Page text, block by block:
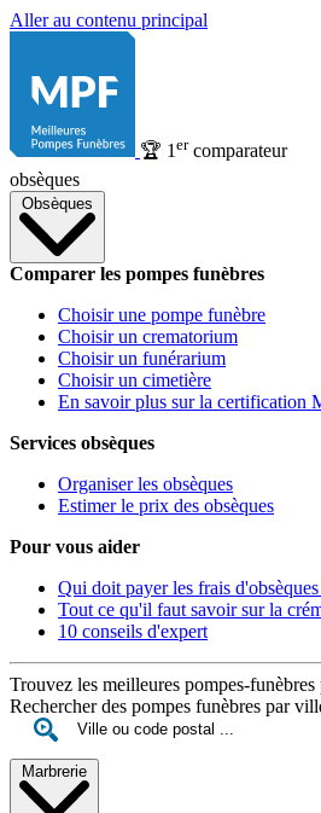
Aller au contenu principal
🏆 1 ercomparateur
obsèques
Obsèques
Comparer les pompes funèbres
Choisir une pompe funèbre
Choisir un crematorium
Choisir un funérarium
Choisir un cimetière
En savoir plus sur la certification
Services obsèques
Organiser les obsèques
Estimer le prix des obsèques
Pour vous aider
Qui doit payer les frais d'obsèques
Tout ce qu'il faut savoir sur la
10 conseils d'expert
Trouvez les meilleures pompes-
Rechercher des pompes funèbres par
Marbrerie